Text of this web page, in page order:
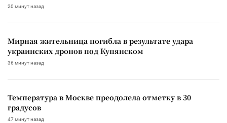
20 минут назад
Мирная жительница погибла в результате удара
украинских дронов под Купянском
36 минут назад
Температура в Москве преодолела отметку в 30
градусов
47 минут назад